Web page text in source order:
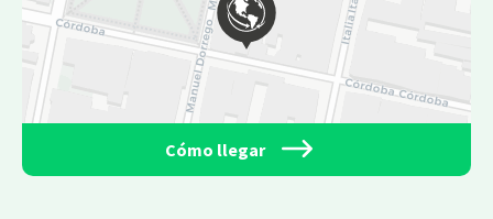
Cómo llegar